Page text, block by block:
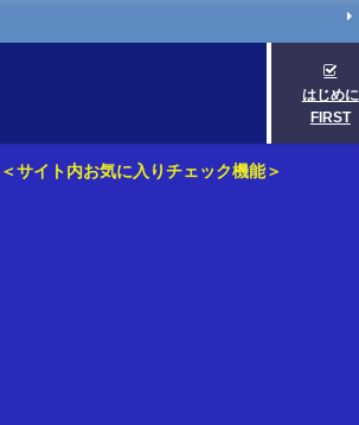
はじめに
FIRST
サイト内お気に入りチェック機能＞